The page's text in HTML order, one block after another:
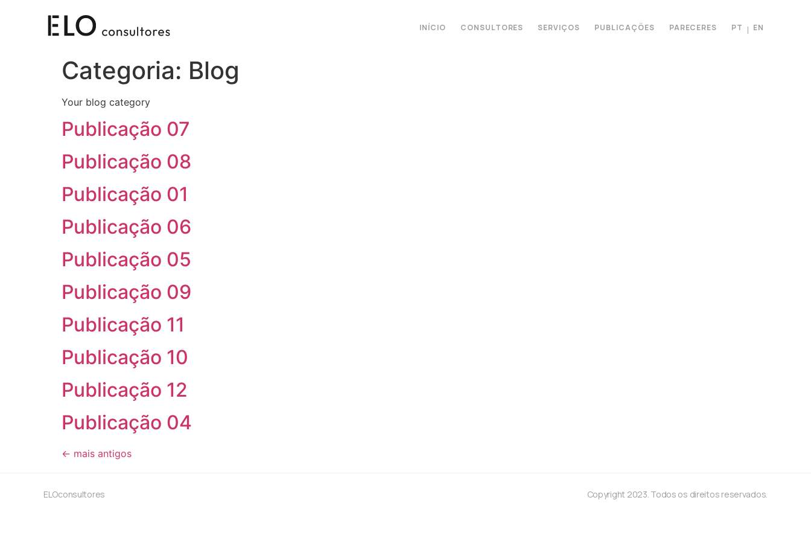
INÍCIO CONSULTORES SERVIÇOS PUBLICAÇÕES PARECERES PT EN
Categoria: Blog
Your blog category
Publicação 07
Publicação 08
Publicação 01
Publicação 06
Publicação 05
Publicação 09
Publicação 11
Publicação 10
Publicação 12
Publicação 04
← mais antigos
ELOconsultores Copyright 2023. Todos os direitos reservados.